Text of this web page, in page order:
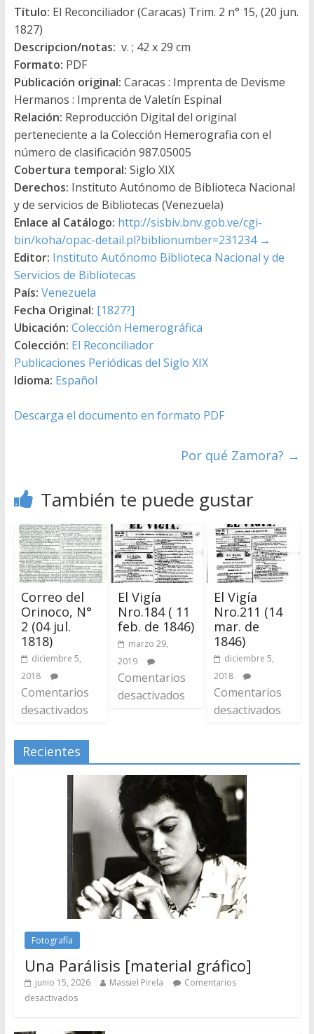
Título: El Reconciliador (Caracas) Trim. 2 n° 15, (20 jun.
1827)
Descripcion/notas: v. ; 42 x 29 cm
Formato: PDF
Publicación original: Caracas : Imprenta de Devisme
Hermanos : Imprenta de Valetín Espinal
Relación: Reproducción Digital del original
perteneciente a la Colección Hemerografia con el
número de clasificación 987.05005
Cobertura temporal: Siglo XIX
Derechos: Instituto Autónomo de Biblioteca Nacional
y de servicios de Bibliotecas (Venezuela)
Enlace al Catálogo: http://sisbiv.bnv.gob.ve/cgi-
bin/koha/opac-detail.pl?biblionumber=231234 →
Editor: Instituto Autónomo Biblioteca Nacional y de
Servicios de Bibliotecas
País: Venezuela
Fecha Original: [1827?]
Ubicación: Colección Hemerográfica
Colección: El Reconciliador
Publicaciones Periódicas del Siglo XIX
Idioma: Español
Descarga el documento en formato PDF
Por qué Zamora? →
También te puede gustar
Correo del
Orinoco, N°
2 (04 jul.
1818)
diciembre 5,
2018
Comentarios
desactivados
El Vigía
Nro.184 ( 11
feb. de 1846)
marzo 29,
2019
Comentarios
desactivados
El Vigía
Nro.211 (14
mar. de
1846)
diciembre 5,
2018
Comentarios
desactivados
Recientes
Fotografía
Una Parálisis [material gráfico]
junio 15, 2026 Massiel Pirela
Comentarios
desactivados